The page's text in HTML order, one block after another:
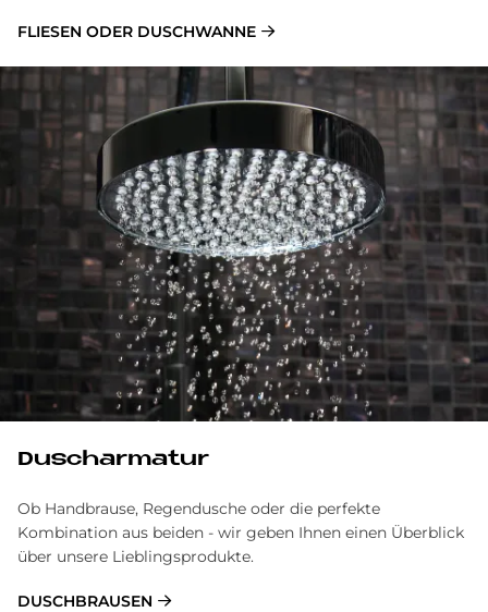
FLIESEN ODER DUSCHWANNE
Dusch­ar­ma­tur
Ob Handbrause, Regendusche oder die perfekte
Kombination aus beiden - wir geben Ihnen einen Überblick
über unsere Lieblingsprodukte.
DUSCHBRAUSEN